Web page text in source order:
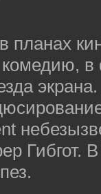
планах
в
Гибгот.